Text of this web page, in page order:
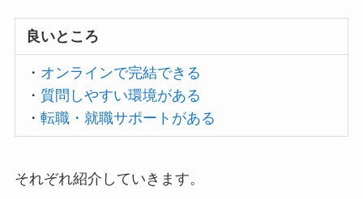
良いところ
・ オンラインで完結できる
・ 質問しやすい環境がある
・転職・就職サポートがある
それぞれ紹介していきます。